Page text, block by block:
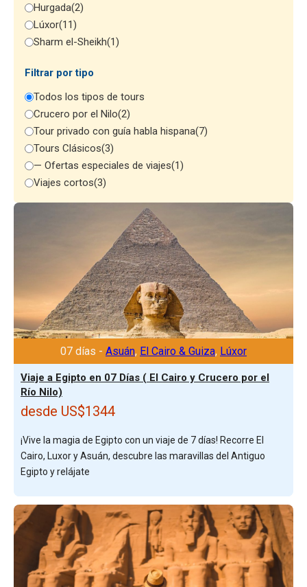
Hurgada(2)
Lúxor(11)
Sharm el-Sheikh(1)
Filtrar por tipo
Todos los tipos de tours
Crucero por el Nilo(2)
Tour privado con guía habla hispana(7)
Tours Clásicos(3)
— Ofertas especiales de viajes(1)
Viajes cortos(3)
07 días - Asuán, El Cairo & Guiza, Lúxor
Viaje a Egipto en 07 Días ( El Cairo y Crucero por el
Río Nilo)
desde US$1344
¡Vive la magia de Egipto con un viaje de 7 días! Recorre El
Cairo, Luxor y Asuán, descubre las maravillas del Antiguo
Egipto y relájate